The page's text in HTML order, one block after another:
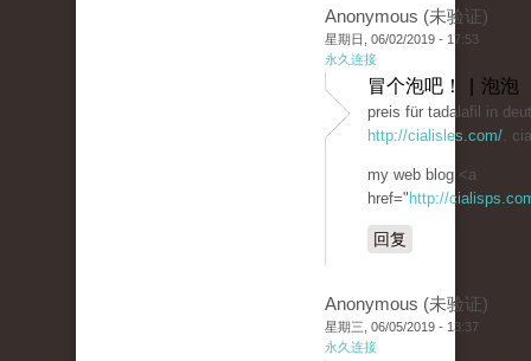
Anonymous (未验证)
星期日, 06/02/2019 - 17:53
永久连接
冒个泡吧！ | 泡泡
preis für tadalafil in
http://cialisles.com/.
my web blog <a
href=" http://
回复
Anonymous (未验证)
星期三, 06/05/2019 - 13:37
永久连接